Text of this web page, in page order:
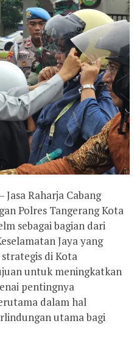
Jasa Raharja Cabang
Polres Tangerang Kota
sebagai bagian dari
Jaya yang
di Kota
untuk meningkatkan
pentingnya
dalam hal
utama bagi